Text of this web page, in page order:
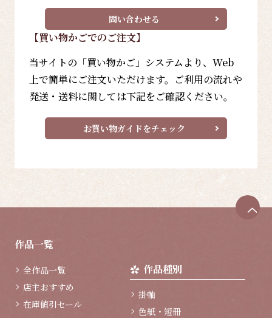
問い合わせる
【買い物かごでのご注文】
当サイトの「買い物かご」システムより、Web
上で簡単にご注文いただけます。ご利用の流れや
発送・送料に関しては下記をご確認ください。
お買い物ガイドをチェック
作品一覧
全作品一覧
店主おすすめ
在庫値引セール
作品種別
掛軸
色紙・短冊
ペ